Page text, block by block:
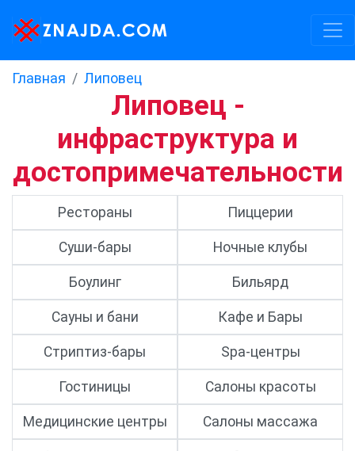
Главная Липовец
Липовец -
инфраструктура и
достопримечательности
Рестораны Пиццерии
Суши-бары Ночные клубы
Боулинг Бильярд
Сауны и бани Кафе и Бары
Стриптиз-бары Spa-центры
Гостиницы Салоны красоты
Медицинские центры Салоны массажа